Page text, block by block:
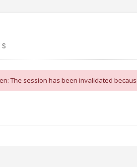
The session has been invalidated